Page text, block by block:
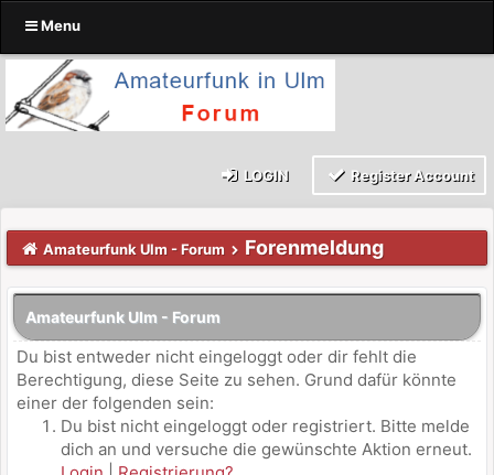
Menu
LOGIN Register Account
Amateurfunk Ulm - Forum Forenmeldung
Amateurfunk Ulm - Forum
Du bist entweder nicht eingeloggt oder dir fehlt die
Berechtigung, diese Seite zu sehen. Grund dafür könnte
einer der folgenden sein:
Du bist nicht eingeloggt oder registriert. Bitte melde
dich an und versuche die gewünschte Aktion erneut.